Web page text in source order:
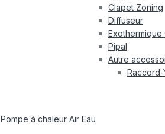
Clapet Zoning
Diffuseur
Exothermique
Pipal
Autre
Raccord-
Pompe à chaleur Air Eau